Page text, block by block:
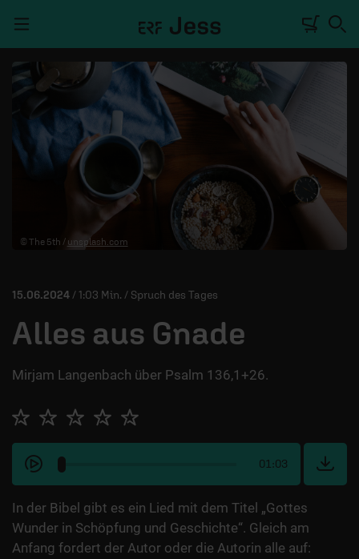
TALKWERK
REPORTAGE
MITMACHEN
ÜBER UNS
© The 5th / unsplash.com
15.06.2024 / 1:03 Min. / Spruch des Tages
Alles aus Gnade
Mirjam Langenbach über Psalm 136,1+26.
01:03
In der Bibel gibt es ein Lied mit dem Titel „Gottes
Wunder in Schöpfung und Geschichte“. Gleich am
Anfang fordert der Autor oder die Autorin alle auf: